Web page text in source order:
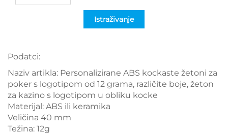
Istraživanje
Podatci:
Naziv artikla: Personalizirane ABS kockaste žetoni za
poker s logotipom od 12 grama, različite boje, žeton
za kazino s logotipom u obliku kocke
Materijal: ABS ili keramika
Veličina 40 mm
Težina: 12g